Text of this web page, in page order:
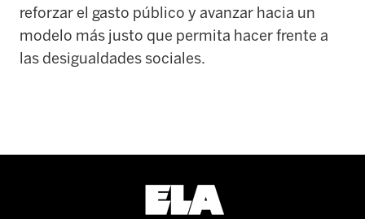
reforzar el gasto público y avanzar hacia un
modelo más justo que permita hacer frente a
las desigualdades sociales.